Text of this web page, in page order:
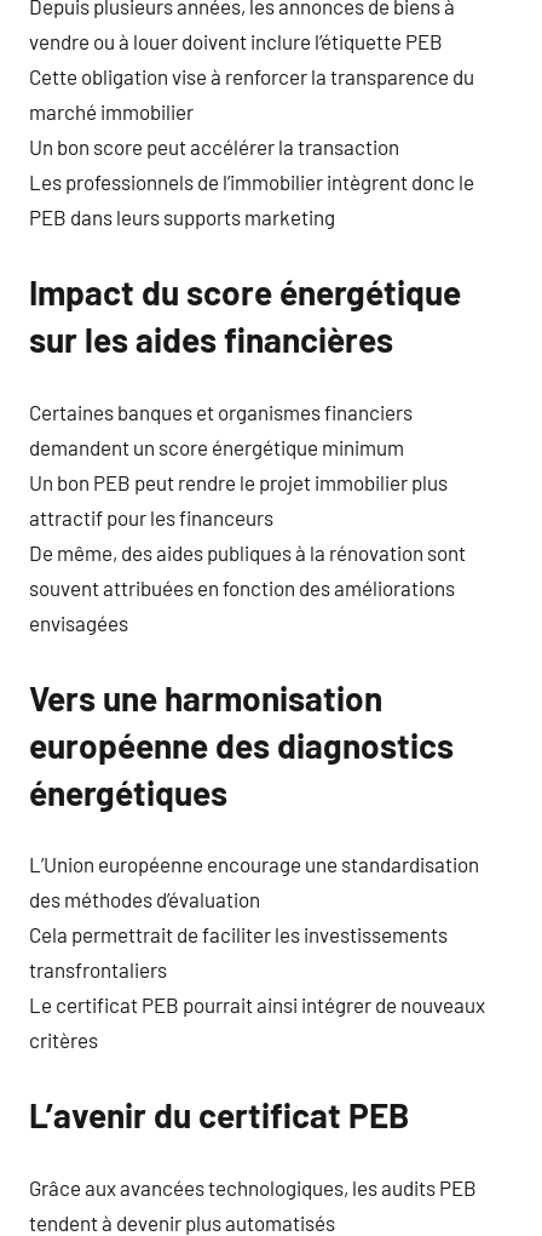
Depuis plusieurs années, les annonces de biens à
vendre ou à louer doivent inclure l’étiquette PEB
Cette obligation vise à renforcer la transparence du
marché immobilier
Un bon score peut accélérer la transaction
Les professionnels de l’immobilier intègrent donc le
PEB dans leurs supports marketing
Impact du score énergétique
sur les aides financières
Certaines banques et organismes financiers
demandent un score énergétique minimum
Un bon PEB peut rendre le projet immobilier plus
attractif pour les financeurs
De même, des aides publiques à la rénovation sont
souvent attribuées en fonction des améliorations
envisagées
Vers une harmonisation
européenne des diagnostics
énergétiques
L’Union européenne encourage une standardisation
des méthodes d’évaluation
Cela permettrait de faciliter les investissements
transfrontaliers
Le certificat PEB pourrait ainsi intégrer de nouveaux
critères
L’avenir du certificat PEB
Grâce aux avancées technologiques, les audits PEB
tendent à devenir plus automatisés